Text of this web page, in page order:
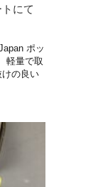
にて
ポッ
軽量で取
けの良い